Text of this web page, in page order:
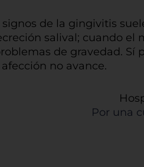
de la gingivitis
salival; cuando
de gravedad.
no avance.
Por una
tipos de
que podemos
Permitir